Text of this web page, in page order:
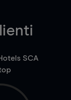
SCA